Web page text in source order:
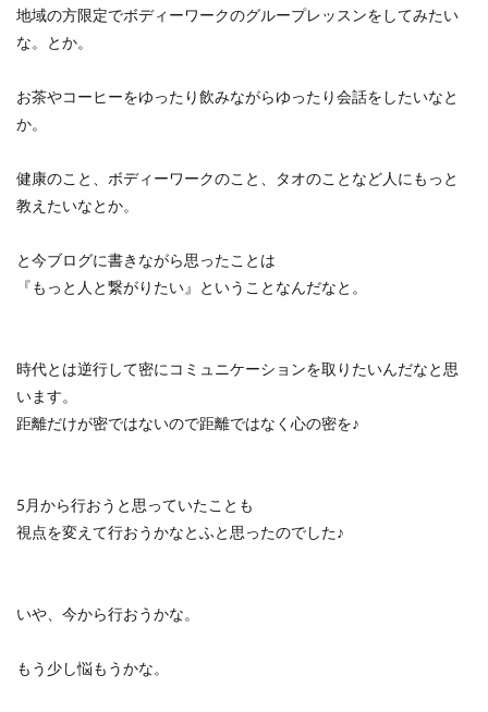
地域の方限定でボディーワークのグループレッスンをしてみたい
な。とか。
お茶やコーヒーをゆったり飲みながらゆったり会話をしたいなと
か。
健康のこと、ボディーワークのこと、タオのことなど人にもっと
教えたいなとか。
と今ブログに書きながら思ったことは
『もっと人と繋がりたい』ということなんだなと。
時代とは逆行して密にコミュニケーションを取りたいんだなと思
います。
距離だけが密ではないので距離ではなく心の密を♪
5月から行おうと思っていたことも
視点を変えて行おうかなとふと思ったのでした♪
いや、今から行おうかな。
もう少し悩もうかな。